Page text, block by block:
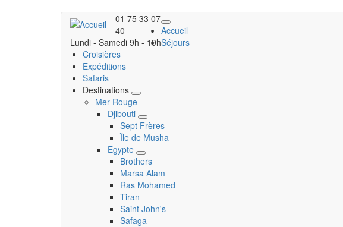
01 75 33 07
40
Lundi - Samedi 9h - 19h
Accueil
Séjours
Croisières
Expéditions
Safaris
Destinations
Toggle
Mer Rouge
Djibouti
Toggle
submenu
Sept Frères
Île de Musha
Egypte
Toggle
submenu
Brothers
Marsa Alam
Ras Mohamed
Tiran
Saint John's
Safaga